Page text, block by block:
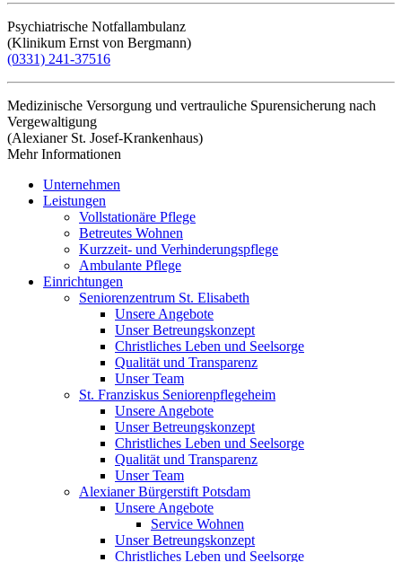
Psychiatrische Notfallambulanz
(Klinikum Ernst von Bergmann)
(0331) 241-37516
Medizinische Versorgung und vertrauliche Spurensicherung nach
Vergewaltigung
(Alexianer St. Josef-Krankenhaus)
Mehr Informationen​​​​​​​
Unternehmen
Leistungen
Vollstationäre Pflege
Betreutes Wohnen
Kurzzeit- und Verhinderungspflege
Ambulante Pflege
Einrichtungen
Seniorenzentrum St. Elisabeth
Unsere Angebote
Unser Betreungskonzept
Christliches Leben und Seelsorge
Qualität und Transparenz
Unser Team
St. Franziskus Seniorenpflegeheim
Unsere Angebote
Unser Betreungskonzept
Christliches Leben und Seelsorge
Qualität und Transparenz
Unser Team
Alexianer Bürgerstift Potsdam
Unsere Angebote
Service Wohnen
Unser Betreungskonzept
Christliches Leben und Seelsorge